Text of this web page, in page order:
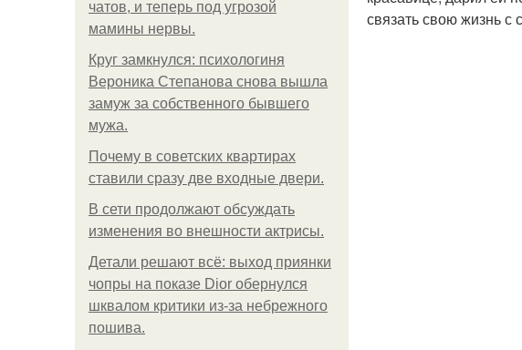
чатов, и теперь под угрозой
мамины нервы.
Круг замкнулся: психологиня
Вероника Степанова снова вышла
замуж за собственного бывшего
мужа.
Почему в советских квартирах
ставили сразу две входные двери.
В сети продолжают обсуждать
изменения во внешности актрисы.
Детали решают всё: выход приянки
чопры на показе Dior обернулся
шквалом критики из-за небрежного
пошива.
связать свою жизнь с